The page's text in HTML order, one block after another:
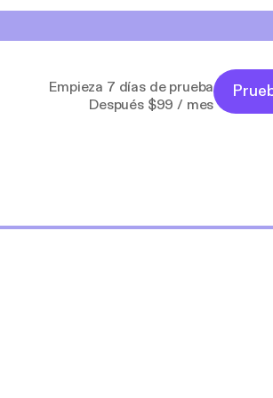
Empieza 7 días de prueba
Después $99 / mes